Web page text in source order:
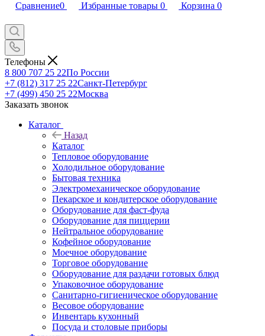
Сравнение0 Избранные товары 0 Корзина 0
Телефоны
8 800 707 25 22По России
+7 (812) 317 25 22Санкт-Петербург
+7 (499) 450 25 22Москва
Заказать звонок
Каталог
Назад
Каталог
Тепловое оборудование
Холодильное оборудование
Бытовая техника
Электромеханическое оборудование
Пекарское и кондитерское оборудование
Оборудование для фаст-фуда
Оборудование для пиццерии
Нейтральное оборудование
Кофейное оборудование
Моечное оборудование
Торговое оборудование
Оборудование для раздачи готовых блюд
Упаковочное оборудование
Санитарно-гигиеническое оборудование
Весовое оборудование
Инвентарь кухонный
Посуда и столовые приборы